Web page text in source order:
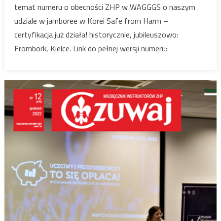
temat numeru o obecności ZHP w WAGGGS o naszym
udziale w jamboree w Korei Safe from Harm –
certyfikacja już działa! historycznie, jubileuszowo:
Frombork, Kielce. Link do pełnej wersji numeru: